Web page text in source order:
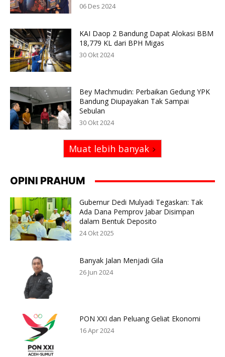
06 Des 2024
KAI Daop 2 Bandung Dapat Alokasi BBM
18,779 KL dari BPH Migas
30 Okt 2024
Bey Machmudin: Perbaikan Gedung YPK
Bandung Diupayakan Tak Sampai
Sebulan
30 Okt 2024
Muat lebih banyak
OPINI PRAHUM
Gubernur Dedi Mulyadi Tegaskan: Tak
Ada Dana Pemprov Jabar Disimpan
dalam Bentuk Deposito
24 Okt 2025
Banyak Jalan Menjadi Gila
26 Jun 2024
PON XXI dan Peluang Geliat Ekonomi
16 Apr 2024